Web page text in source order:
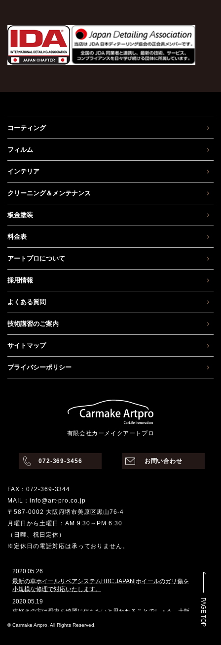
コーティング
フィルム
インテリア
クリーニング＆メンテナンス
板金塗装
料金表
アートプロについて
採用情報
よくある質問
技術講習のご案内
サイトマップ
プライバシーポリシー
有限会社カーメイクアートプロ
072-369-3456 お問い合わせ
FAX：072-369-3344
MAIL：info@art-pro.co.jp
〒587-0002 大阪府堺市美原区黒山76-4
月曜日から土曜日：AM 9:30～PM 6:30
（日曜、祝日定休）
※定休日の電話対応は承っておりません。
2020.05.26
最新の車ホイールリペアシステムHBC JAPAN|ホイールのガリ傷を
小規模な修理で対応いたします。
2020.05.19
車好きの方は愛車を綺麗に保ちたいと思われることでしょう。大阪
ートプロは、ガラスコーティングや車磨きのプロショップとして、
PAGE TOP
© Carmake Artpro. All Rights Reserved.